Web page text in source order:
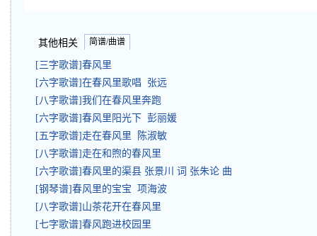
其他相关 简谱/曲谱
[三字歌谱]春风里
[六字歌谱]在春风里歌唱 张远
[八字歌谱]我们在春风里奔跑
[六字歌谱]春风里阳光下 彭丽媛
[五字歌谱]走在春风里 陈淑敏
[八字歌谱]走在和煦的春风里
[六字歌谱]春风里的渠县 张景川 词 张朱论 曲
[钢琴谱]春风里的宝宝 项海波
[八字歌谱]山茶花开在春风里
[七字歌谱]春风跑进校园里